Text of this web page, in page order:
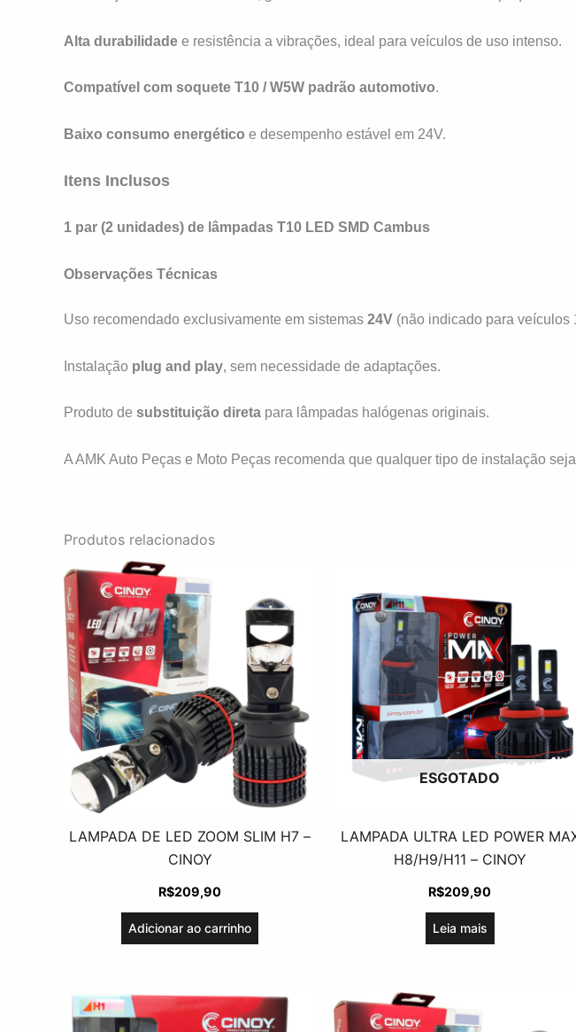
Alta durabilidade e resistência a vibrações, ideal para veículos de uso intenso.
Compatível com soquete T10 / W5W padrão automotivo.
Baixo consumo energético e desempenho estável em 24V.
Itens Inclusos
1 par (2 unidades) de lâmpadas T10 LED SMD Cambus
Observações Técnicas
Uso recomendado exclusivamente em sistemas 24V (não indicado para veículos
Instalação plug and play, sem necessidade de adaptações.
Produto de substituição direta para lâmpadas halógenas originais.
A AMK Auto Peças e Moto Peças recomenda que qualquer tipo de instalação
Produtos relacionados
LAMPADA DE LED ZOOM SLIM H7 –
CINOY
R$209,90
Adicionar ao carrinho
ESGOTADO
LAMPADA ULTRA LED POWER
H8/H9/H11 – CINOY
R$209,90
Leia mais